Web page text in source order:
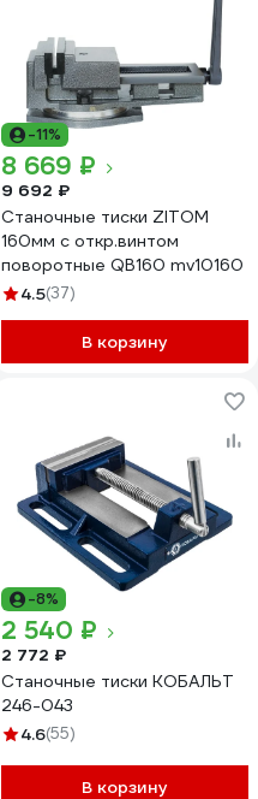
-11%
8 669 ₽
9 692 ₽
Станочные тиски ZITOM
160мм с откр.винтом
поворотные QB160 mv10160
4.5(37)
В корзину
-8%
2 540 ₽
2 772 ₽
Станочные тиски КОБАЛЬТ
246-043
4.6(55)
В корзину